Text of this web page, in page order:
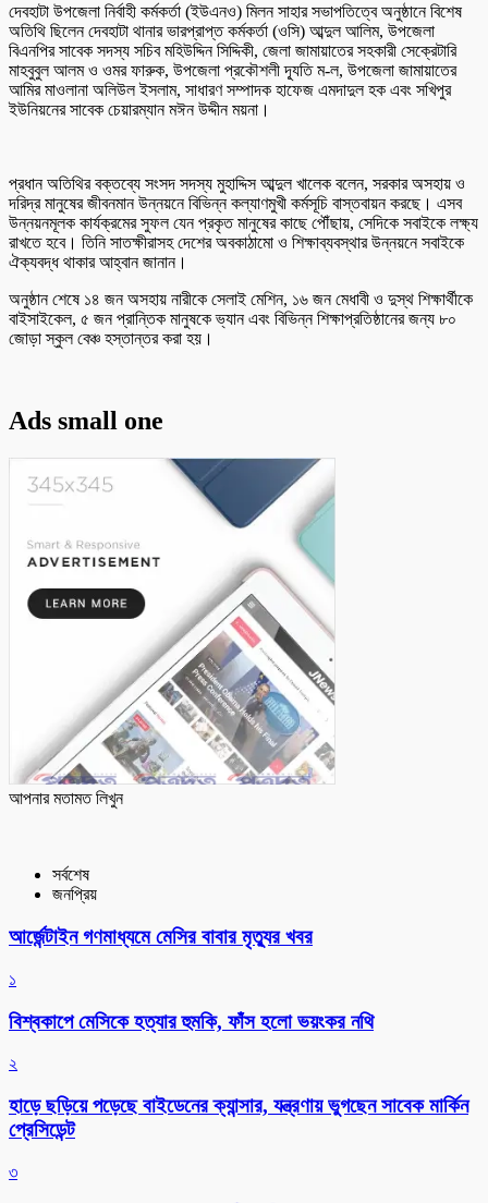
দেবহাটা উপজেলা নির্বাহী কর্মকর্তা (ইউএনও) মিলন সাহার সভাপতিত্বে অনুষ্ঠানে বিশেষ
অতিথি ছিলেন দেবহাটা থানার ভারপ্রাপ্ত কর্মকর্তা (ওসি) আব্দুল আলিম, উপজেলা
বিএনপির সাবেক সদস্য সচিব মহিউদ্দিন সিদ্দিকী, জেলা জামায়াতের সহকারী সেক্রেটারি
মাহবুবুল আলম ও ওমর ফারুক, উপজেলা প্রকৌশলী দ্যূতি ম-ল, উপজেলা জামায়াতের
আমির মাওলানা অলিউল ইসলাম, সাধারণ সম্পাদক হাফেজ এমদাদুল হক এবং সখিপুর
ইউনিয়নের সাবেক চেয়ারম্যান মঈন উদ্দীন ময়না।
প্রধান অতিথির বক্তব্যে সংসদ সদস্য মুহাদ্দিস আব্দুল খালেক বলেন, সরকার অসহায় ও
দরিদ্র মানুষের জীবনমান উন্নয়নে বিভিন্ন কল্যাণমুখী কর্মসূচি বাস্তবায়ন করছে। এসব
উন্নয়নমূলক কার্যক্রমের সুফল যেন প্রকৃত মানুষের কাছে পৌঁছায়, সেদিকে সবাইকে লক্ষ্য
রাখতে হবে। তিনি সাতক্ষীরাসহ দেশের অবকাঠামো ও শিক্ষাব্যবস্থার উন্নয়নে সবাইকে
ঐক্যবদ্ধ থাকার আহ্বান জানান।
অনুষ্ঠান শেষে ১৪ জন অসহায় নারীকে সেলাই মেশিন, ১৬ জন মেধাবী ও দুস্থ শিক্ষার্থীকে
বাইসাইকেল, ৫ জন প্রান্তিক মানুষকে ভ্যান এবং বিভিন্ন শিক্ষাপ্রতিষ্ঠানের জন্য ৮০
জোড়া স্কুল বেঞ্চ হস্তান্তর করা হয়।
Ads small one
আপনার মতামত লিখুন
সর্বশেষ
জনপ্রিয়
আর্জেন্টাইন গণমাধ্যমে মেসির বাবার মৃত্যুর খবর
১
বিশ্বকাপে মেসিকে হত্যার হুমকি, ফাঁস হলো ভয়ংকর নথি
২
হাড়ে ছড়িয়ে পড়েছে বাইডেনের ক্যান্সার, যন্ত্রণায় ভুগছেন সাবেক মার্কিন
প্রেসিডেন্ট
৩